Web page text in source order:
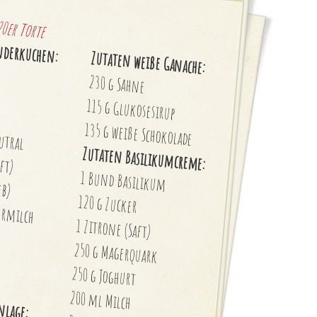
Torte
Zutaten weiße Ganache:
230 g Sahne
115 g Glukosesirup
135 g weiße Schokolade
Zutaten Basilikumcreme:
1 Bund Basilikum
120 g Zucker
1 Zitrone (Saft)
250 g Magerquark
250 g Joghurt
200 ml Milch